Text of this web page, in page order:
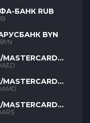
БАНК RUB
BYN
MASTERCARD
MASTERCARD
MASTERCARD